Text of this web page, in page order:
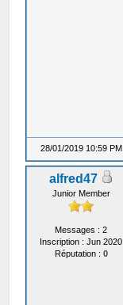
28/01/2019 10:59 PM
alfred47
Junior Member
Messages : 2
Inscription : Jun 2020
Réputation : 0